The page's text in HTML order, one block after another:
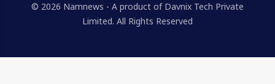
© 2026 Namnews - A product of Davnix Tech Private
Limited. All Rights Reserved